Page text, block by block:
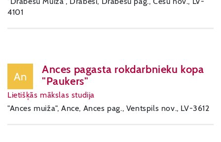
4101
An
Ances pagasta rokdarbnieku kopa
"Paukers"
Lietišķās mākslas studija
"Ances muiža", Ance, Ances pag., Ventspils nov., LV-3612